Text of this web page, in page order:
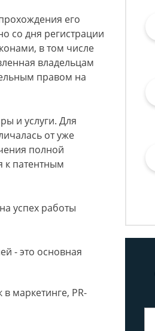
его
со дня регистрации
в том числе
владельцам
правом на
и услуги. Для
от уже
полной
к патентным
успех работы
- это основная
маркетинге, PR-